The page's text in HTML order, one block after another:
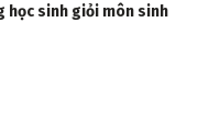
học sinh giỏi môn sinh